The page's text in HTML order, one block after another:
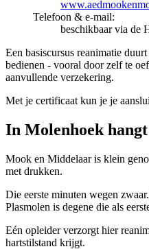
Telefoon & e-mail:
beschikbaar via de
Een basiscursus reanimatie
bedienen - vooral door zelf te
aanvullende verzekering.
Met je certificaat kun je je
In Molenhoek
Mook en Middelaar is klein
met drukken.
Die eerste minuten wegen
Plasmolen is degene die als
Eén opleider verzorgt hier
hartstilstand krijgt.